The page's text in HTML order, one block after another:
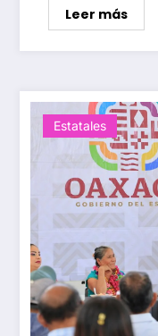
Leer más
Estatales